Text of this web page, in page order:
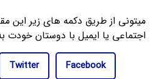
میتونی از طریق دکمه های زیر این
اجتماعی یا ایمیل با دوستان خودت
Facebook
Twitter